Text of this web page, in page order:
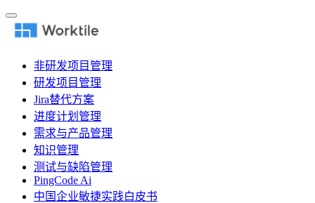
非研发项目管理
研发项目管理
Jira替代方案
进度计划管理
需求与产品管理
知识管理
测试与缺陷管理
PingCode Ai
中国企业敏捷实践白皮书